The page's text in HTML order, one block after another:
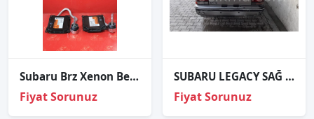
Subaru Brz Xenon Beyni Sökme Orj
Fiyat Sorunuz
SUBARU LEGACY SAĞ SOL STOP
Fiyat Sorunuz